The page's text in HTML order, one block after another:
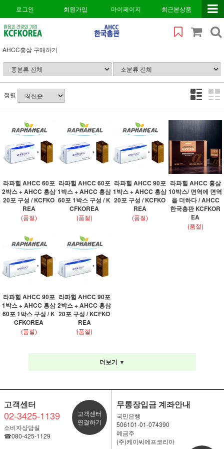
로그인 회원가입 마이페이지 최근본상품
AHCC홍삼 구매하기
정렬
라파힐 AHCC 60포
2박스 + AHCC 홍삼
20포 구성 / KCFKO
REA
(품절)
라파힐 AHCC 60포
1박스 + AHCC 홍삼
60포 1박스 구성 / K
CFKOREA
(품절)
라파힐 AHCC 90포
1박스 + AHCC 홍삼
20포 구성 / KCFKO
REA
(품절)
라파힐 AHCC 홍삼
10박스/ 면역에 면역
을 더하다 / AHCC
한국총판 KCFKOR
EA
(품절)
라파힐 AHCC 90포
1박스 + AHCC 홍삼
60포 1박스 구성 / K
CFKOREA
(품절)
라파힐 AHCC 90포
2박스 + AHCC 홍삼
20포 구성 / KCFKO
REA
(품절)
더보기 ▼
고객센터
02-3425-1139
소비자상담실
☎080-425-1129
고객센터
연결하기
무통장입금 계좌안내
국민은행
506101-01-074390
예금주
(주)케이씨에프코리아